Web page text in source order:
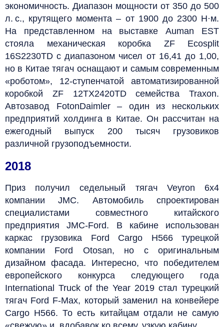
экономичность. Диапазон мощности от 350 до 500
л. с., крутящего момента – от 1900 до 2300 Н·м.
На представленном на выставке Auman EST
стояла механическая коробка ZF Ecosplit
16S2230TD с диапазоном чисел от 16,41 до 1,00,
но в Китае тягач оснащают и самым современным
«роботом», 12-ступенчатой автоматизированной
коробкой ZF 12TX2420TD семейства Traxon.
Автозавод FotonDaimler – один из нескольких
предприятий холдинга в Китае. Он рассчитан на
ежегодный выпуск 200 тысяч грузовиков
различной грузоподъемности.
2018
Приз получил седельный тягач Veyron 6х4
компании JMC. Автомобиль спроектирован
специалистами совместного китайского
предприятия JMC-Ford. В кабине использован
каркас грузовика Ford Cargo Н566 турецкой
компании Ford Otosan, но с оригинальным
дизайном фасада. Интересно, что победителем
европейского конкурса следующего года
International Truck of the Year 2019 стал турецкий
тягач Ford F-Max, который заменил на конвейере
Cargo Н566. То есть китайцам отдали не самую